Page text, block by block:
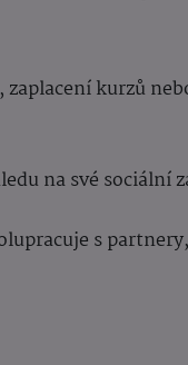
kurzů
na své sociální
s